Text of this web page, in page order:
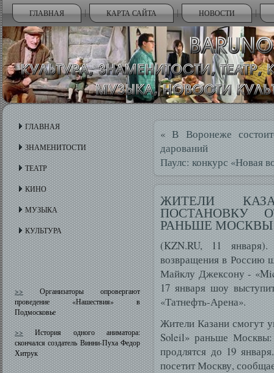
ГЛАВНАЯ КАРТА САЙТА НОВОСТИ
ГЛАВНАЯ
ЗНАМЕНИТОСТИ
ТЕАТР
КИНО
МУЗЫКА
КУЛЬТУРА
>>Организаторы опровергают
проведение «Нашествия» в
Подмосковье
>>История одного аниматора:
скончался создатель Винни-Пуха Федор
Хитрук
«В Воронеже
дарований
Паулс: конкурс «Новая
ЖИТЕЛИ
ПОСТАНОВКУ
РАНЬШЕ МОСКВЫ
(KZN.RU, 11
возвращения в Россию
Майклу Джексону -
17 января шоу
«Татнефть-Арена».
Жители Казани смогут
Soleil» раньше
продлятся до 19
посетит Москву,